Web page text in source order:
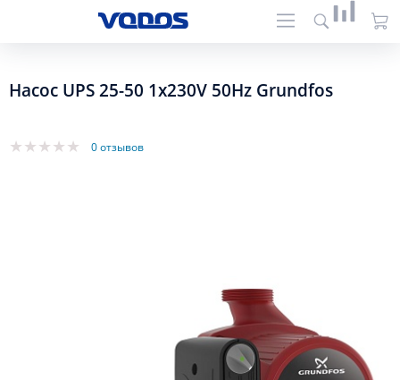
Насос UPS 25-50 1x230V 50Hz Grundfos
0 отзывов